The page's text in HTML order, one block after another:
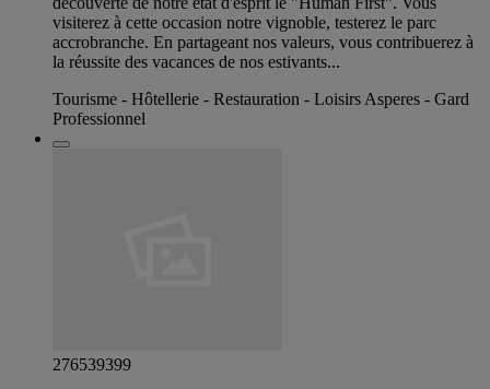
visiterez à cette occasion notre vignoble, testerez le parc
accrobranche. En partageant nos valeurs, vous contribuerez à
la réussite des vacances de nos estivants...
Tourisme - Hôtellerie - Restauration - Loisirs Asperes - Gard
Professionnel
276539399